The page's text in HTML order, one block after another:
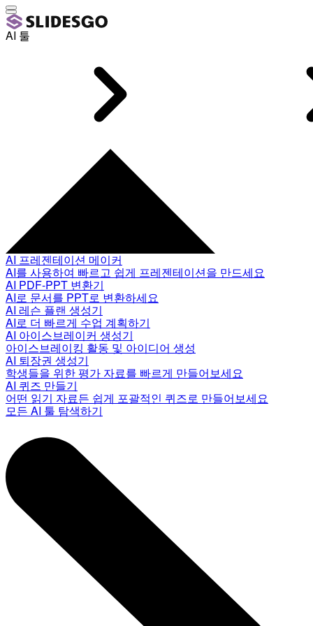
AI 툴
AI 프레젠테이션 메이커
AI를 사용하여 빠르고 쉽게 프레젠테이션을 만드세요
AI PDF-PPT 변환기
AI로 문서를 PPT로 변환하세요
AI 레슨 플랜 생성기
AI로 더 빠르게 수업 계획하기
AI 아이스브레이커 생성기
아이스브레이킹 활동 및 아이디어 생성
AI 퇴장권 생성기
학생들을 위한 평가 자료를 빠르게 만들어보세요
AI 퀴즈 만들기
어떤 읽기 자료든 쉽게 포괄적인 퀴즈로 만들어보세요
모든 AI 툴 탐색하기